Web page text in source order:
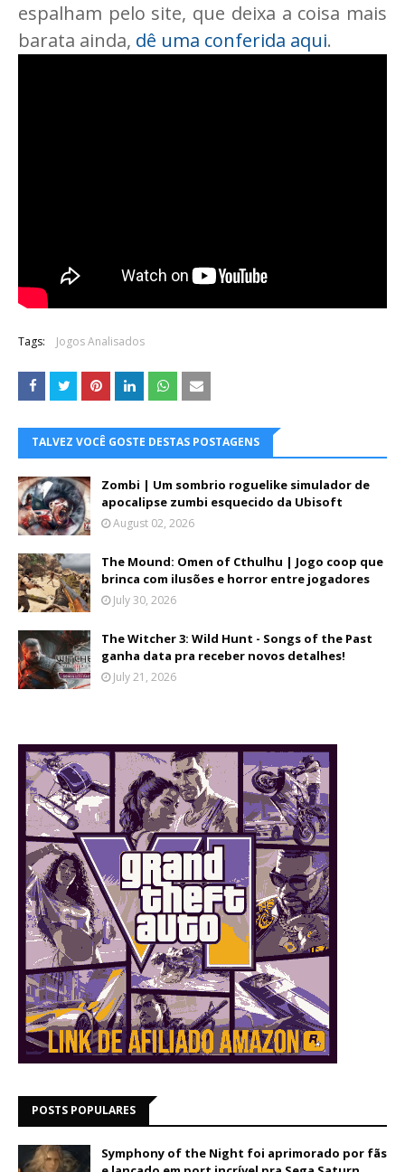
espalham pelo site, que deixa a coisa mais
barata ainda, dê uma conferida aqui.
Tags: Jogos Analisados
TALVEZ VOCÊ GOSTE DESTAS POSTAGENS
Zombi | Um sombrio roguelike simulador de
apocalipse zumbi esquecido da Ubisoft
August 02, 2026
The Mound: Omen of Cthulhu | Jogo coop que
brinca com ilusões e horror entre jogadores
July 30, 2026
The Witcher 3: Wild Hunt - Songs of the Past
ganha data pra receber novos detalhes!
July 21, 2026
POSTS POPULARES
Symphony of the Night foi aprimorado por fãs